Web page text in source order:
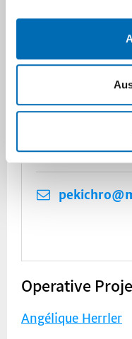
Kindern und
Einbezug ihres
Operative
Angélique Herrler